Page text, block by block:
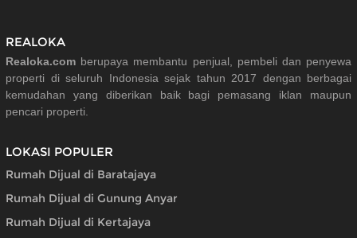
REALOKA
Realoka.com berupaya membantu penjual, pembeli dan penyewa
properti di seluruh Indonesia sejak tahun 2017 dengan berbagai
kemudahan yang diberikan baik bagi pemasang iklan maupun
pencari properti.
LOKASI POPULER
Rumah Dijual di Baratajaya
Rumah Dijual di Gunung Anyar
Rumah Dijual di Kertajaya